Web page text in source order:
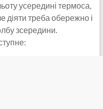
усередині термоса,
діяти треба обережно і
зсередини.